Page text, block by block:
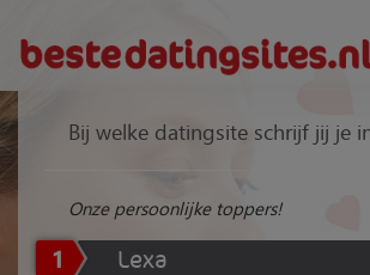
Bij welke datingsite schrijf jij je
Onze persoonlijke toppers!
1 Lexa